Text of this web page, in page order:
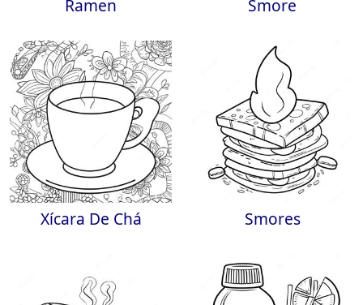
Ramen Smore
Xícara De Chá Smores